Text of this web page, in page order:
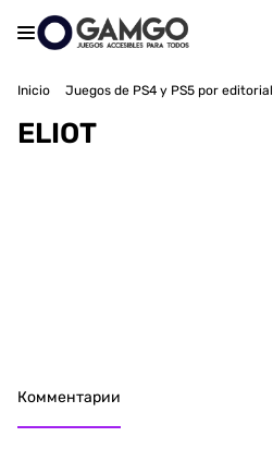
Inicio Juegos de PS4 y PS5 por editorial
ELIOT
Комментарии